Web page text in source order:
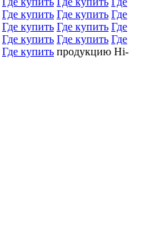
Где купить Где купить Где
Где купить Где купить Где
Где купить Где купить Где
Где купить продукцию Hi-